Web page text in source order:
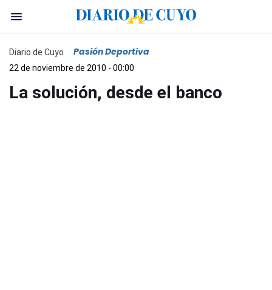
Diario de Cuyo Pasión Deportiva
22 de noviembre de 2010 - 00:00
La solución, desde el banco